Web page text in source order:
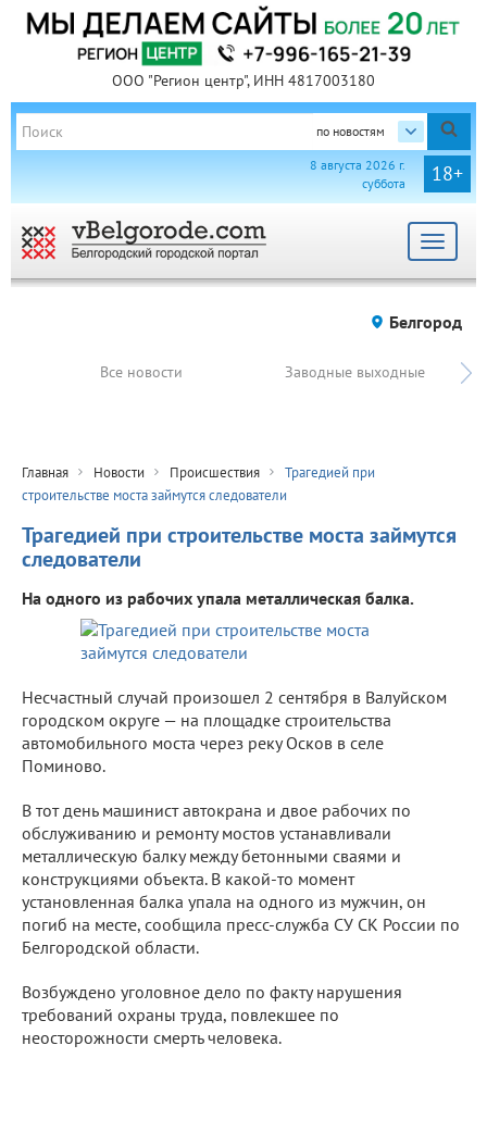
ООО "Регион центр", ИНН 4817003180
по новостям
18+
8 августа 2026 г.
суббота
Toggle
Белгород
Все новости Заводные выходные
Главная Новости Происшествия
Трагедией при
строительстве моста займутся следователи
Трагедией при строительстве моста займутся
следователи
На одного из рабочих упала металлическая балка.
Несчастный случай произошел 2 сентября в Валуйском
городском округе — на площадке строительства
автомобильного моста через реку Осков в селе
Поминово.
В тот день машинист автокрана и двое рабочих по
обслуживанию и ремонту мостов устанавливали
металлическую балку между бетонными сваями и
конструкциями объекта. В какой-то момент
установленная балка упала на одного из мужчин, он
погиб на месте, сообщила пресс-служба СУ СК России по
Белгородской области.
Возбуждено уголовное дело по факту нарушения
требований охраны труда, повлекшее по
неосторожности смерть человека.